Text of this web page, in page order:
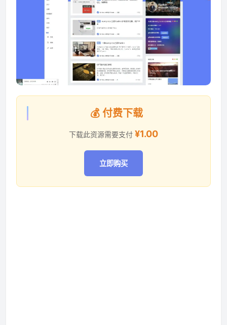
💰 付费下载
下载此资源需要支付 ¥1.00
立即购买